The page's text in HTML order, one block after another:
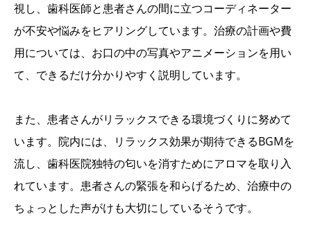
視し、歯科医師と患者さんの間に立つコーディネーター
が不安や悩みをヒアリングしています。治療の計画や費
用については、お口の中の写真やアニメーションを用い
て、できるだけ分かりやすく説明しています。
また、患者さんがリラックスできる環境づくりに努めて
います。院内には、リラックス効果が期待できるBGMを
流し、歯科医院独特の匂いを消すためにアロマを取り入
れています。患者さんの緊張を和らげるため、治療中の
ちょっとした声がけも大切にしているそうです。